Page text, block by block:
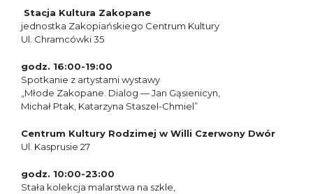
Stacja Kultura Zakopane
jednostka Zakopiańskiego Centrum Kultury
Ul. Chramcówki 35
godz. 16:00-19:00
Spotkanie z artystami wystawy
„Młode Zakopane. Dialog — Jan Gąsienicyn,
Michał Ptak, Katarzyna Staszel-Chmiel”
Centrum Kultury Rodzimej w Willi Czerwony Dwór
Ul. Kasprusie 27
godz. 10:00-23:00
Stała kolekcja malarstwa na szkle,